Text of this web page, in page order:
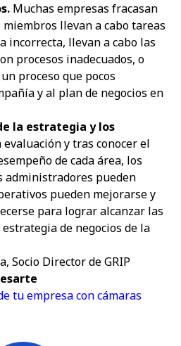
Muchas empresas fracasan
llevan a cabo tareas
incorrecta, llevan a cabo las
procesos inadecuados, o
proceso que pocos
y al plan de negocios en
la estrategia y los
y tras conocer el
de cada área, los
administradores pueden
pueden mejorarse y
para lograr alcanzar las
de negocios de la
Socio Director de GRIP
tu empresa con cámaras